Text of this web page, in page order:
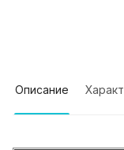
Описание